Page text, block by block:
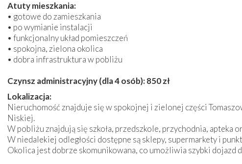
Atuty mieszkania:
• gotowe do zamieszkania
• po wymianie instalacji
• funkcjonalny układ pomieszczeń
• spokojna, zielona okolica
• dobra infrastruktura w pobliżu
Czynsz administracyjny (dla 4 osób): 850 zł
Lokalizacja:
Nieruchomość znajduje się w spokojnej i zielonej części
Niskiej.
W pobliżu znajdują się szkoła, przedszkole, przychodnia, apteka
W niedalekiej odległości dostępne są sklepy, supermarkety i
Okolica jest dobrze skomunikowana, co umożliwia szybki dojazd